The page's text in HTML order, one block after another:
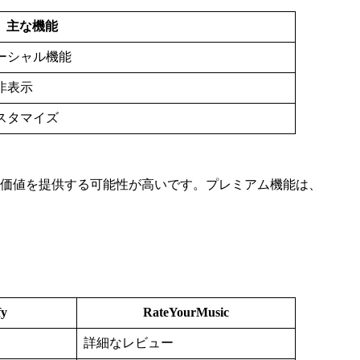
主な機能
シャル機能
表示
タマイズ
を提供する可能性が高いです。プレミアム機能は、
RateYourMusic
詳細なレビュー